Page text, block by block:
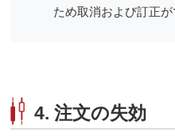
ため取消および訂正が
4. 注文の失効